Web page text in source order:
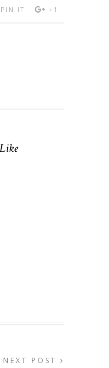
PIN IT +1
NEXT POST